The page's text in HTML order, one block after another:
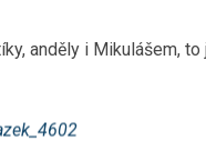
anděly i Mikulášem,